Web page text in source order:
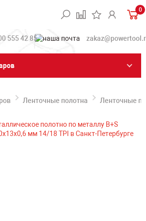
0
555 42 85
Ленточные полотна Ленточные